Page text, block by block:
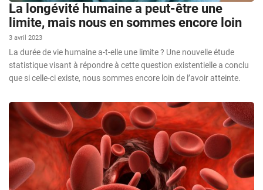
La longévité humaine a peut-être une
limite, mais nous en sommes encore loin
3 avril 2023
La durée de vie humaine a-t-elle une limite ? Une nouvelle étude
statistique visant à répondre à cette question existentielle a conclu
que si celle-ci existe, nous sommes encore loin de l’avoir atteinte.